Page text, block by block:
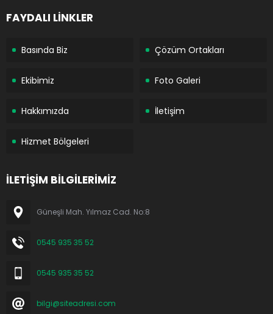
FAYDALI LİNKLER
Basında Biz Çözüm Ortakları
Ekibimiz Foto Galeri
Hakkımızda İletişim
Hizmet Bölgeleri
İLETİŞİM BİLGİLERİMİZ
Güneşli Mah. Yılmaz Cad. No:8
0545 935 35 52
0545 935 35 52
bilgi@siteadresi.com